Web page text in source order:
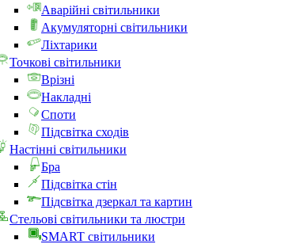
Аварійні світильники
Акумуляторні світильники
Ліхтарики
Точкові світильники
Врізні
Накладні
Споти
Підсвітка сходів
Настінні світильники
Бра
Підсвітка стін
Підсвітка дзеркал та картин
Стельові світильники та люстри
SMART світильники